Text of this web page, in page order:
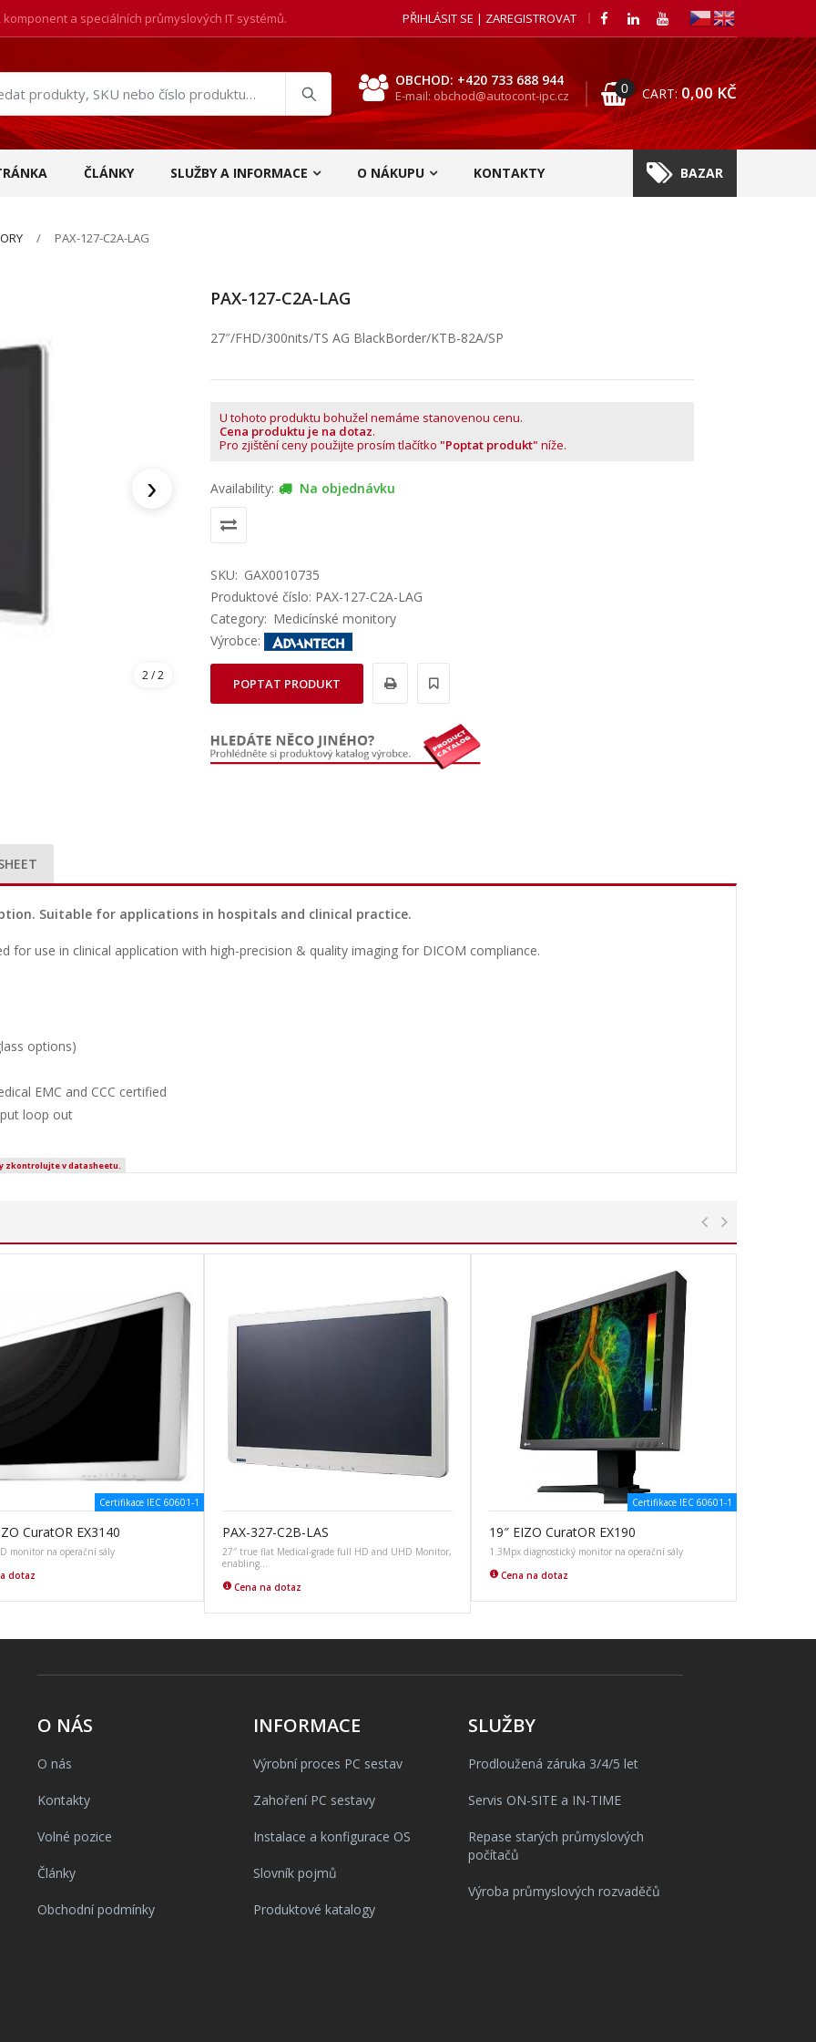
a speciálních průmyslových IT systémů. PŘIHLÁSIT SE | ZAREGISTROVAT
OBCHOD: +420 733 688 944
E-mail: obchod@autocont-ipc.cz 0 CART: 0,00KČ
ČLÁNKY SLUŽBY A INFORMACE O NÁKUPU KONTAKTY BAZAR
PAX-127-C2A-LAG
›
2/ 2
PAX-127-C2A-LAG
27″/FHD/300nits/TS AG BlackBorder/KTB-82A/SP
U tohoto produktu bohužel nemáme stanovenou cenu.
Cena produktu je na dotaz.
Pro zjištění ceny použijte prosím tlačítko "Poptat produkt" níže.
Availability: Na objednávku
SKU: GAX0010735
Produktové číslo: PAX-127-C2A-LAG
Category: Medicínské monitory
Výrobce:
POPTAT PRODUKT
Suitable for applications in hospitals and clinical practice.
for use in clinical application with high-precision & quality imaging for DICOM compliance.
options)
EMC and CCC certified
loop out
zkontrolujte v datasheetu.
Certifikace IEC 60601-1
CuratOR EX3140
monitor na operační sály
dotaz
PAX-327-C2B-LAS
27″ true flat Medical-grade full HD and UHD Monitor,
enabling…
Cena na dotaz
Certifikace IEC 60601-1
19″ EIZO CuratOR EX190
1.3Mpx diagnostický monitor na operační sály
Cena na dotaz
O NÁS
O nás
Kontakty
Volné pozice
Články
Obchodní podmínky
INFORMACE
Výrobní proces PC sestav
Zahoření PC sestavy
Instalace a konfigurace OS
Slovník pojmů
Produktové katalogy
SLUŽBY
Prodloužená záruka 3/4/5 let
Servis ON-SITE a IN-TIME
Repase starých průmyslových
počítačů
Výroba průmyslových rozvaděčů